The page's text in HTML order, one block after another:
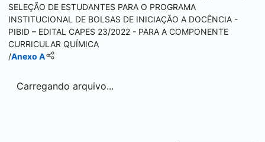
SELEÇÃO DE ESTUDANTES PARA O PROGRAMA
INSTITUCIONAL DE BOLSAS DE INICIAÇÃO A DOCÊNCIA -
PIBID – EDITAL CAPES 23/2022 - PARA A COMPONENTE
CURRICULAR QUÍMICA
/Anexo A
Carregando arquivo...